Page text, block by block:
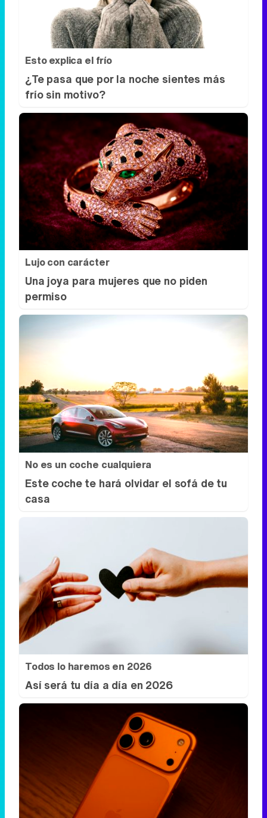
Esto explica el frío
¿Te pasa que por la noche sientes más
frío sin motivo?
Lujo con carácter
Una joya para mujeres que no piden
permiso
No es un coche cualquiera
Este coche te hará olvidar el sofá de tu
casa
Todos lo haremos en 2026
Así será tu día a día en 2026